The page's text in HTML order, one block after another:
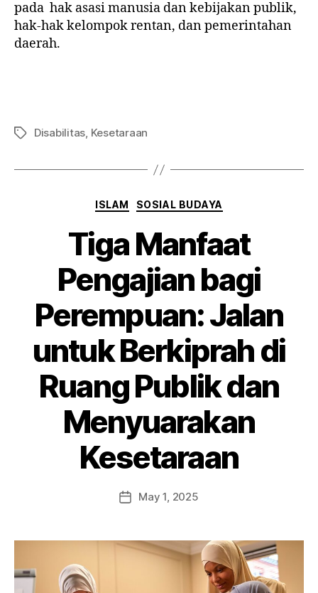
pada hak asasi manusia dan kebijakan publik,
hak-hak kelompok rentan, dan pemerintahan
daerah.
Disabilitas, Kesetaraan
ISLAM SOSIAL BUDAYA
Tiga Manfaat
Pengajian bagi
Perempuan: Jalan
untuk Berkiprah di
Ruang Publik dan
Menyuarakan
Kesetaraan
May 1, 2025